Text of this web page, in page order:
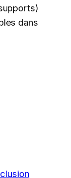
dans